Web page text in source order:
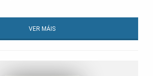
VER MÁIS